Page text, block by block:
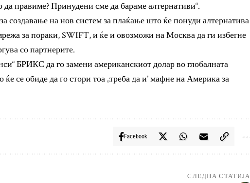
правиме? Принудени сме да бараме алтернативи“.
создавање на нов систем за плаќање што ќе понуди алтернатива
за пораки, SWIFT, и ќе и овозможи на Москва да ги избегне
со партнерите.
БРИКС да го замени американскиот долар во глобалната
ќе се обиде да го стори тоа „треба да и’ мафне на Америка за
Facebook
СЛЕДНА СТАТИЈА